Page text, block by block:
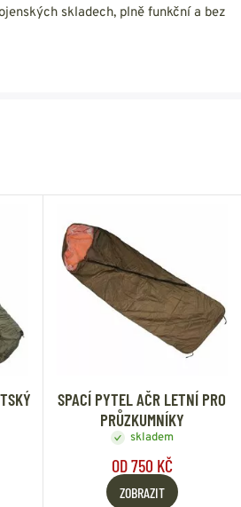
skladech, plně funkční a bez
SPACÍ PYTEL AČR LETNÍ PRO
PRŮZKUMNÍKY
skladem
OD 750 KČ
ZOBRAZIT